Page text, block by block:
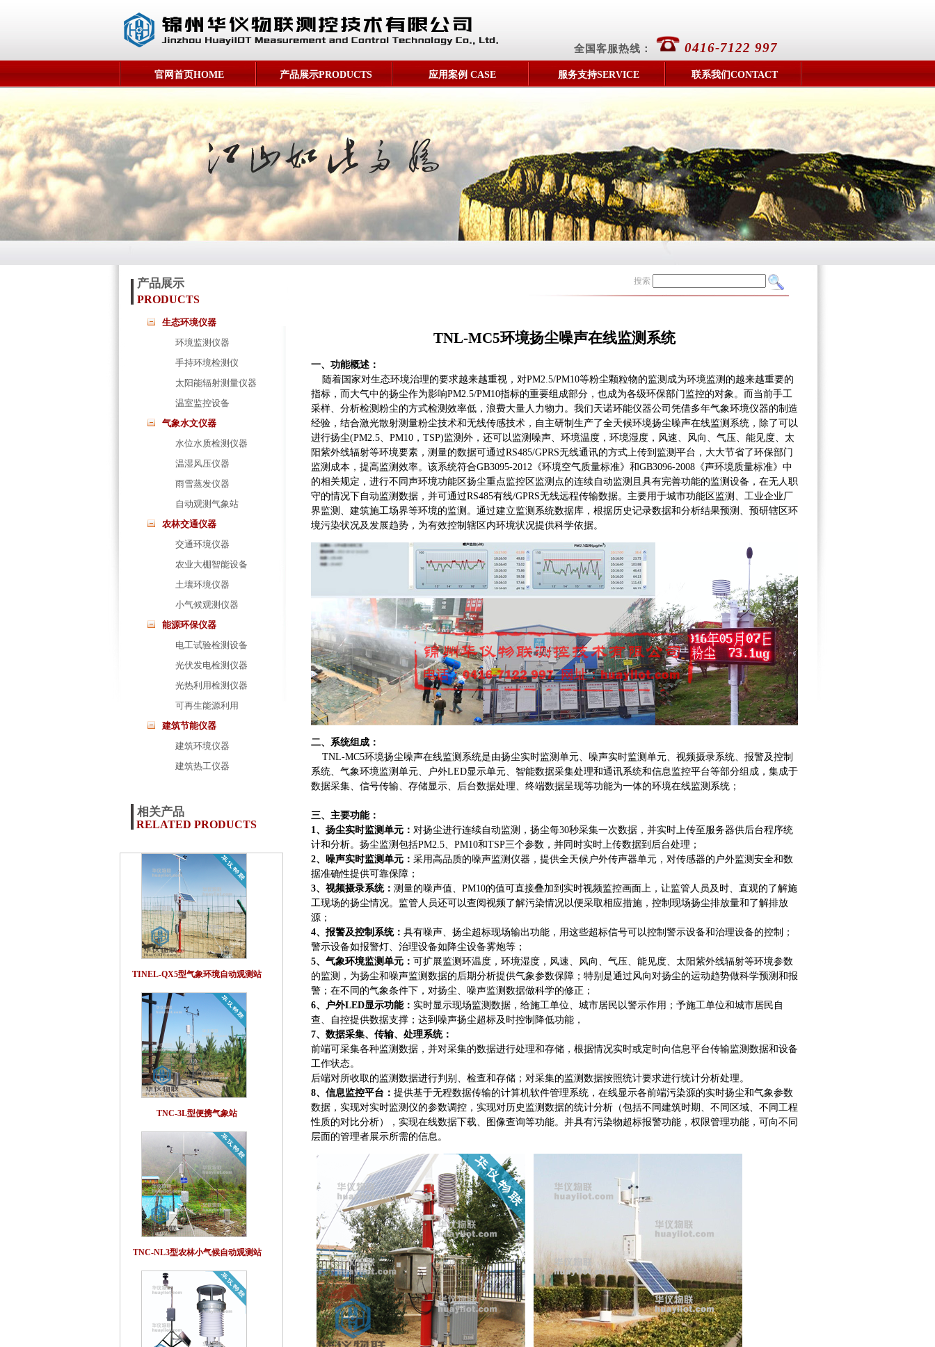
全国客服热线： 0416-7122 997
官网首页HOME 产品展示PRODUCTS 应用案例 CASE 服务支持SERVICE 联系我们CONTACT
产品展示
PRODUCTS
生态环境仪器
环境监测仪器
手持环境检测仪
太阳能辐射测量仪器
温室监控设备
气象水文仪器
水位水质检测仪器
温湿风压仪器
雨雪蒸发仪器
自动观测气象站
农林交通仪器
交通环境仪器
农业大棚智能设备
土壤环境仪器
小气候观测仪器
能源环保仪器
电工试验检测设备
光伏发电检测仪器
光热利用检测仪器
可再生能源利用
建筑节能仪器
建筑环境仪器
建筑热工仪器
搜索
TNL-MC5环境扬尘噪声在线监测系统
一、功能概述：
随着国家对生态环境治理的要求越来越重视，对PM2.5/PM10等粉尘颗粒物的监测成为环境监测的越来越重要的
指标，而大气中的扬尘作为影响PM2.5/PM10指标的重要组成部分，也成为各级环保部门监控的对象。而当前手工
采样、分析检测粉尘的方式检测效率低，浪费大量人力物力。我们天诺环能仪器公司凭借多年气象环境仪器的制造
经验，结合激光散射测量粉尘技术和无线传感技术，自主研制生产了全天候环境扬尘噪声在线监测系统，除了可以
进行扬尘(PM2.5、PM10，TSP)监测外，还可以监测噪声、环境温度，环境湿度，风速、风向、气压、能见度、太
阳紫外线辐射等环境要素，测量的数据可通过RS485/GPRS无线通讯的方式上传到监测平台，大大节省了环保部门
监测成本，提高监测效率。该系统符合GB3095-2012《环境空气质量标准》和GB3096-2008《声环境质量标准》中
的相关规定，进行不同声环境功能区扬尘重点监控区监测点的连续自动监测且具有完善功能的监测设备，在无人职
守的情况下自动监测数据，并可通过RS485有线/GPRS无线远程传输数据。主要用于城市功能区监测、工业企业厂
界监测、建筑施工场界等环境的监测。通过建立监测系统数据库，根据历史记录数据和分析结果预测、预研辖区环
境污染状况及发展趋势，为有效控制辖区内环境状况提供科学依据。
二、系统组成：
TNL-MC5环境扬尘噪声在线监测系统是由扬尘实时监测单元、噪声实时监测单元、视频摄录系统、报警及控制
系统、气象环境监测单元、户外LED显示单元、智能数据采集处理和通讯系统和信息监控平台等部分组成，集成于
数据采集、信号传输、存储显示、后台数据处理、终端数据呈现等功能为一体的环境在线监测系统；
三、主要功能：
1、扬尘实时监测单元： 对扬尘进行连续自动监测，扬尘每30秒采集一次数据，并实时上传至服务器供后台程序统
计和分析。扬尘监测包括PM2.5、PM10和TSP三个参数，并同时实时上传数据到后台处理；
2、噪声实时监测单元： 采用高品质的噪声监测仪器，提供全天候户外传声器单元，对传感器的户外监测安全和数
据准确性提供可靠保障；
3、视频摄录系统： 测量的噪声值、PM10的值可直接叠加到实时视频监控画面上，让监管人员及时、直观的了解施
工现场的扬尘情况。监管人员还可以查阅视频了解污染情况以便采取相应措施，控制现场扬尘排放量和了解排放
源；
4、报警及控制系统： 具有噪声、扬尘超标现场输出功能，用这些超标信号可以控制警示设备和治理设备的控制；
警示设备如报警灯、治理设备如降尘设备雾炮等；
5、气象环境监测单元： 可扩展监测环温度，环境湿度，风速、风向、气压、能见度、太阳紫外线辐射等环境参数
的监测，为扬尘和噪声监测数据的后期分析提供气象参数保障；特别是通过风向对扬尘的运动趋势做科学预测和报
警；在不同的气象条件下，对扬尘、噪声监测数据做科学的修正；
6、户外LED显示功能： 实时显示现场监测数据，给施工单位、城市居民以警示作用；予施工单位和城市居民自
查、自控提供数据支撑；达到噪声扬尘超标及时控制降低功能，
7、数据采集、传输、处理系统：
前端可采集各种监测数据，并对采集的数据进行处理和存储，根据情况实时或定时向信息平台传输监测数据和设备
工作状态。
后端对所收取的监测数据进行判别、检查和存储；对采集的监测数据按照统计要求进行统计分析处理。
8、信息监控平台： 提供基于无程数据传输的计算机软件管理系统，在线显示各前端污染源的实时扬尘和气象参数
数据，实现对实时监测仪的参数调控，实现对历史监测数据的统计分析（包括不同建筑时期、不同区域、不同工程
性质的对比分析），实现在线数据下载、图像查询等功能。并具有污染物超标报警功能，权限管理功能，可向不同
层面的管理者展示所需的信息。
相关产品
RELATED PRODUCTS
TINEL-QX5型气象环境自动观测站
TNC-3L型便携气象站
TNC-NL3型农林小气候自动观测站